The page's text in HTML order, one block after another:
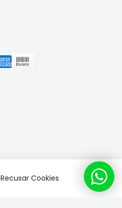
Recusar Cookies